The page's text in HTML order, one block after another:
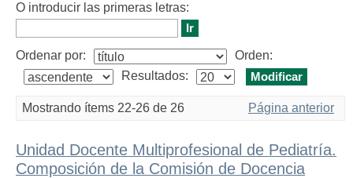
O introducir las primeras letras:
Ordenar por:
Orden:
Resultados:
Mostrando ítems 22-26 de 26 Página anterior
Unidad Docente Multiprofesional de Pediatría.
Composición de la Comisión de Docencia